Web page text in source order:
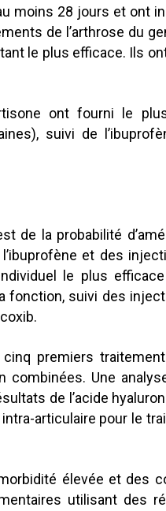
moins 28 jours et ont
de l’arthrose du
le plus efficace. Ils
ont fourni le
suivi de
de la probabilité
et des
le plus
fonction, suivi des
premiers
Une
de l’acide
articulaire pour le
élevée et des
utilisant des